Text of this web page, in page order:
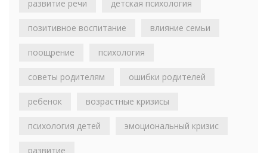
развитие речи детская психология
позитивное воспитание влияние семьи
поощрение психология
советы родителям ошибки родителей
ребенок возрастные кризисы
психология детей эмоциональный кризис
развитие